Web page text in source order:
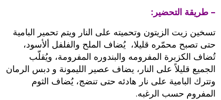
– طريقة التحضير:
تسخين زيت الزيتون وتحميته على النار ويتم تحمير البامية
حتى تصبح محمّره قليلا، يُضاف الملح والفلفل ألأسود،
تُضاف الكزبرة المفرومه والبندوره المفرومة، ويُقلّب
الجميع قليلاً على النار، يضاف عصير الليمونة و دبس الرمان
وتترك البامية على نار هادئه حتى تنضج، يُضاف الثوم
المفروم حسب الرغبه.